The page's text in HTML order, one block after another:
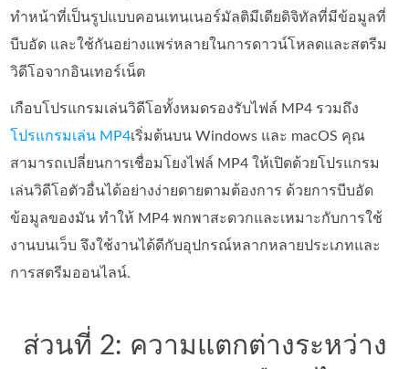
ทำหน้าที่เป็นรูปแบบคอนเทนเนอร์มัลติมีเดียดิจิทัลที่มีข้อมูลที่
บีบอัด และใช้กันอย่างแพร่หลายในการดาวน์โหลดและสตรีม
วิดีโอจากอินเทอร์เน็ต
เกือบโปรแกรมเล่นวิดีโอทั้งหมดรองรับไฟล์ MP4 รวมถึง
โปรแกรมเล่น MP4เริ่มต้นบน Windows และ macOS คุณ
สามารถเปลี่ยนการเชื่อมโยงไฟล์ MP4 ให้เปิดด้วยโปรแกรม
เล่นวิดีโอตัวอื่นได้อย่างง่ายดายตามต้องการ ด้วยการบีบอัด
ข้อมูลของมัน ทำให้ MP4 พกพาสะดวกและเหมาะกับการใช้
งานบนเว็บ จึงใช้งานได้ดีกับอุปกรณ์หลากหลายประเภทและ
การสตรีมออนไลน์.
ส่วนที่ 2: ความแตกต่างระหว่าง